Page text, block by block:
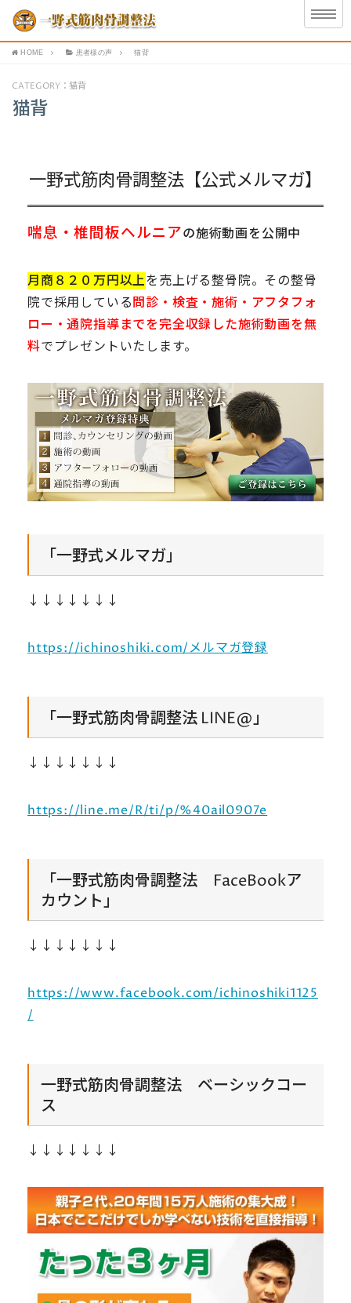
HOME 患者様の声 猫背
CATEGORY：猫背
猫背
一野式筋肉骨調整法【公式メルマガ】
喘息・椎間板ヘルニアの施術動画を公開中
月商８２０万円以上を売上げる整骨院。その整骨
院で採用している 問診・検査・施術・アフタフォ
ロー・通院指導までを完全収録した施術動画を無
料でプレゼントいたします。
「一野式メルマガ」
↓↓↓↓↓↓↓
https://ichinoshiki.com/メルマガ登録
「一野式筋肉骨調整法 LINE@」
↓↓↓↓↓↓↓
https://line.me/R/ti/p/%40ail0907e
「一野式筋肉骨調整法 FaceBookア
カウント」
↓↓↓↓↓↓↓
https://www.facebook.com/ichinoshiki1125
/
一野式筋肉骨調整法 ベーシックコー
ス
↓↓↓↓↓↓↓